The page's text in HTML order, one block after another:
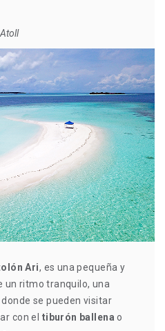
Ari, es una pequeña y
un ritmo tranquilo, una
se pueden visitar
con el tiburón ballena o